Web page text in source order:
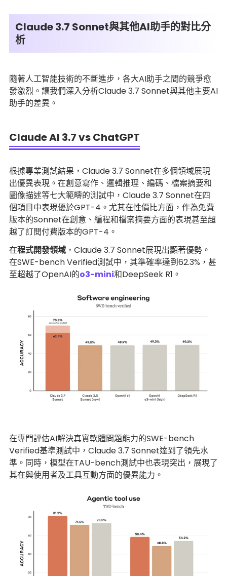
Claude 3.7 Sonnet與其他AI助手的對比分
析
隨著人工智能技術的不斷進步，各大AI助手之間的競爭愈
發激烈。讓我們深入分析Claude 3.7 Sonnet與其他主要AI
助手的差異。
Claude AI 3.7 vs ChatGPT
根據專業測試結果，Claude 3.7 Sonnet在多個領域展現
出優異表現。在創意寫作、邏輯推理、編碼、檔案摘要和
圖像描述等七大範疇的測試中，Claude 3.7 Sonnet在四
個項目中表現優於GPT-4。尤其在性價比方面，作為免費
版本的Sonnet在創意、編程和檔案摘要方面的表現甚至超
越了訂閱付費版本的GPT-4。
在程式開發領域 ，Claude 3.7 Sonnet展現出顯著優勢。
在SWE-bench Verified測試中，其準確率達到62.3%，甚
至超越了OpenAI的o3-mini和DeepSeek R1。
在專門評估AI解決真實軟體問題能力的SWE-bench
Verified基準測試中，Claude 3.7 Sonnet達到了領先水
準。同時，模型在TAU-bench測試中也表現突出，展現了
其在與使用者及工具互動方面的優異能力。